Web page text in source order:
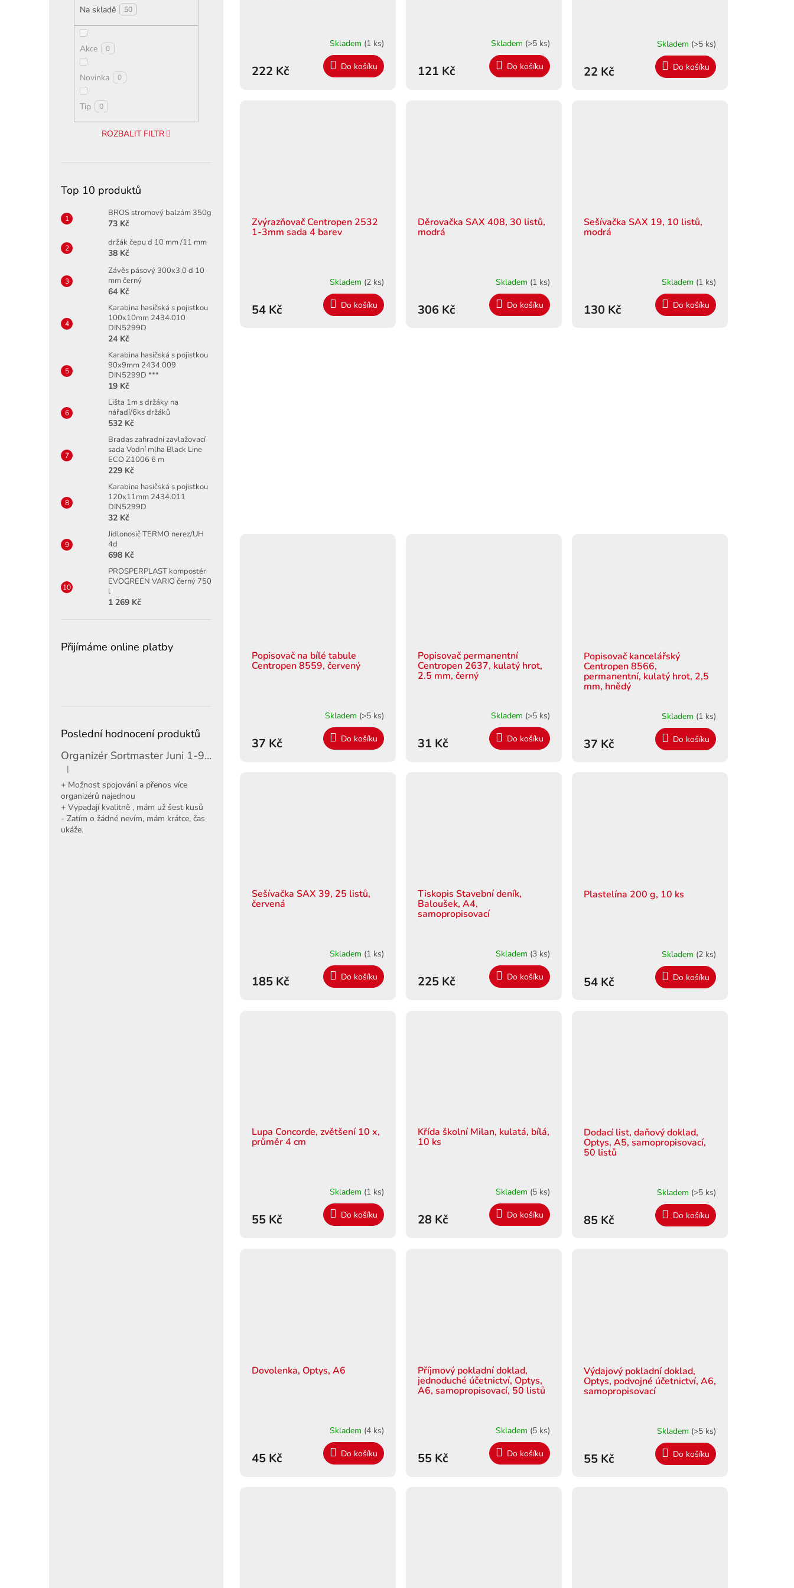
Na skladě 50
Akce 0
Novinka 0
Tip 0
ROZBALIT FILTR
Top 10 produktů
BROS stromový balzám 350g
73 Kč
držák čepu d 10 mm /11 mm
38 Kč
Závěs pásový 300x3,0 d 10
mm černý
64 Kč
Karabina hasičská s pojistkou
100x10mm 2434.010
DIN5299D
24 Kč
Karabina hasičská s pojistkou
90x9mm 2434.009
DIN5299D ***
19 Kč
Lišta 1m s držáky na
nářadí/6ks držáků
532 Kč
Bradas zahradní zavlažovací
sada Vodní mlha Black Line
ECO Z1006 6 m
229 Kč
Karabina hasičská s pojistkou
120x11mm 2434.011
DIN5299D
32 Kč
Jídlonosič TERMO nerez/UH
4d
698 Kč
PROSPERPLAST kompostér
EVOGREEN VARIO černý 750
l
1 269 Kč
Přijímáme online platby
Poslední hodnocení produktů
Organizér Sortmaster Juni 1-97-483
Hodnocení produktu je 5 z 5 hvězdiček.
|
+ Možnost spojování a přenos více
organizérů najednou
+ Vypadají kvalitně , mám už šest kusů
- Zatím o žádné nevím, mám krátce, čas
ukáže.
Skladem (1 ks)
222 Kč Do košíku
Skladem (>5 ks)
121 Kč Do košíku
Skladem (>5 ks)
22 Kč Do košíku
Zvýrazňovač Centropen 2532
1-3mm sada 4 barev
Skladem (2 ks)
54 Kč Do košíku
Děrovačka SAX 408, 30 listů,
modrá
Skladem (1 ks)
306 Kč Do košíku
Sešívačka SAX 19, 10 listů,
modrá
Skladem (1 ks)
130 Kč Do košíku
Popisovač na bílé tabule
Centropen 8559, červený
Skladem (>5 ks)
37 Kč Do košíku
Popisovač permanentní
Centropen 2637, kulatý hrot,
2.5 mm, černý
Skladem (>5 ks)
31 Kč Do košíku
Popisovač kancelářský
Centropen 8566,
permanentní, kulatý hrot, 2,5
mm, hnědý
Skladem (1 ks)
37 Kč Do košíku
Sešívačka SAX 39, 25 listů,
červená
Skladem (1 ks)
185 Kč Do košíku
Tiskopis Stavební deník,
Baloušek, A4,
samopropisovací
Skladem (3 ks)
225 Kč Do košíku
Plastelína 200 g, 10 ks
Skladem (2 ks)
54 Kč Do košíku
Lupa Concorde, zvětšení 10 x,
průměr 4 cm
Skladem (1 ks)
55 Kč Do košíku
Křída školní Milan, kulatá, bílá,
10 ks
Skladem (5 ks)
28 Kč Do košíku
Dodací list, daňový doklad,
Optys, A5, samopropisovací,
50 listů
Skladem (>5 ks)
85 Kč Do košíku
Dovolenka, Optys, A6
Skladem (4 ks)
45 Kč Do košíku
Příjmový pokladní doklad,
jednoduché účetnictví, Optys,
A6, samopropisovací, 50 listů
Skladem (5 ks)
55 Kč Do košíku
Výdajový pokladní doklad,
Optys, podvojné účetnictví, A6,
samopropisovací
Skladem (>5 ks)
55 Kč Do košíku